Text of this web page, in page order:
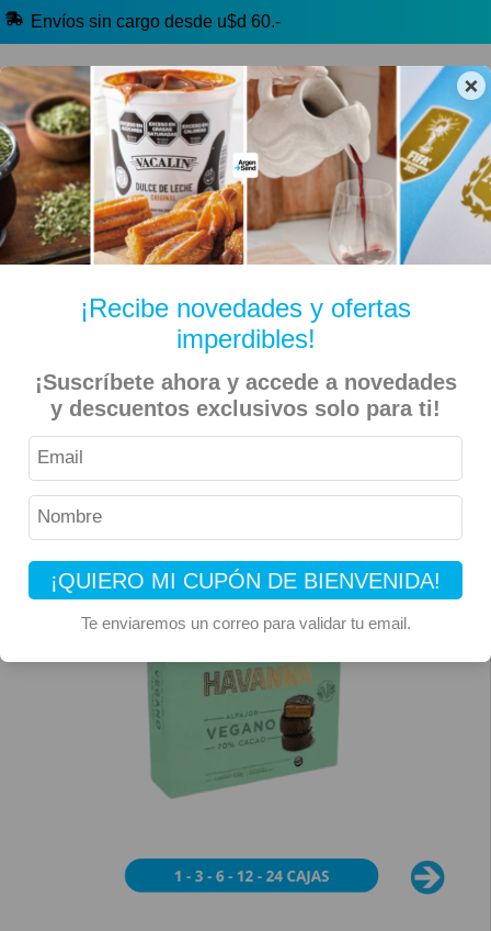
×
¡Recibe novedades y ofertas
imperdibles!
¡Suscríbete ahora y accede a novedades
y descuentos exclusivos solo para ti!
¡QUIERO MI CUPÓN DE BIENVENIDA!
Te enviaremos un correo para validar tu email.
Envíos sin cargo desde u$d 60.-
🔥 Selección Argentina
🧉 Clásicos argentinos 🏷️ Todas las categorías
Inicio Kiosko Dulce y Salado Alfajores y Conitos
Havanna – Alfajor Chocolate Negro Vegano 9 Unidades